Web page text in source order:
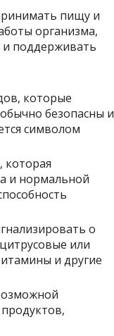
пищу и
организма,
и поддерживать
которые
безопасны и
символом
которая
и нормальной
о
или
и другие